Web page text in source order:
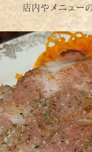
店内やメニュー